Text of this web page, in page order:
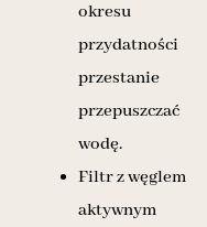
okresu
przydatności
przestanie
przepuszczać
wodę.
Filtr z węglem
aktywnym